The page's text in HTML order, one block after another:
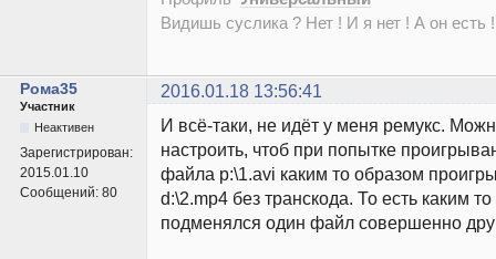
Видишь суслика ? Нет ! И я нет ! А он есть
Рома35 2016.01.18 13:56:41
Участник
Неактивен
Зарегистрирован:
2015.01.10
Сообщений: 80
И всё-таки, не идёт у меня ремукс.
настроить, чтоб при попытке
файла p:\1.avi каким то образом
d:\2.mp4 без транскода. То есть каким
подменялся один файл совершенно